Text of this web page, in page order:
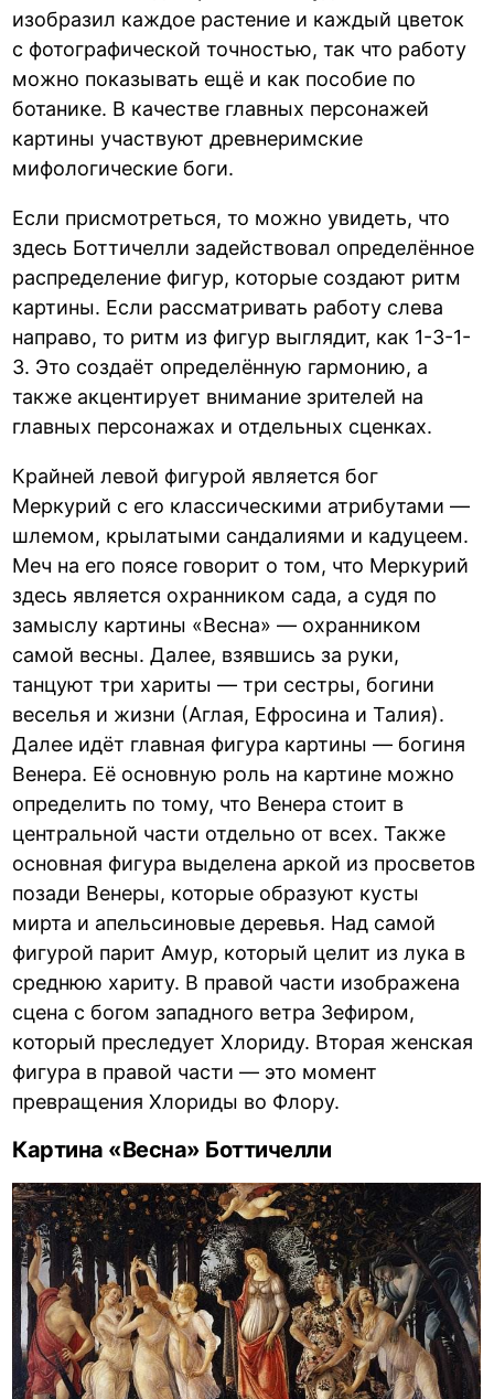
изобразил каждое растение и каждый цветок
с фотографической точностью, так что работу
можно показывать ещё и как пособие по
ботанике. В качестве главных персонажей
картины участвуют древнеримские
мифологические боги.
Если присмотреться, то можно увидеть, что
здесь Боттичелли задействовал определённое
распределение фигур, которые создают ритм
картины. Если рассматривать работу слева
направо, то ритм из фигур выглядит, как 1-3-1-
3. Это создаёт определённую гармонию, а
также акцентирует внимание зрителей на
главных персонажах и отдельных сценках.
Крайней левой фигурой является бог
Меркурий с его классическими атрибутами —
шлемом, крылатыми сандалиями и кадуцеем.
Меч на его поясе говорит о том, что Меркурий
здесь является охранником сада, а судя по
замыслу картины «Весна» — охранником
самой весны. Далее, взявшись за руки,
танцуют три хариты — три сестры, богини
веселья и жизни (Аглая, Ефросина и Талия).
Далее идёт главная фигура картины — богиня
Венера. Её основную роль на картине можно
определить по тому, что Венера стоит в
центральной части отдельно от всех. Также
основная фигура выделена аркой из просветов
позади Венеры, которые образуют кусты
мирта и апельсиновые деревья. Над самой
фигурой парит Амур, который целит из лука в
среднюю хариту. В правой части изображена
сцена с богом западного ветра Зефиром,
который преследует Хлориду. Вторая женская
фигура в правой части — это момент
превращения Хлориды во Флору.
Картина «Весна» Боттичелли